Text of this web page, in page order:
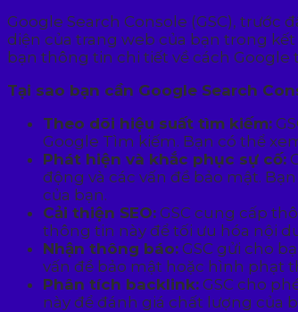
Google Search Console (GSC),
diện của trang web của bạn trong
bạn thông tin chi tiết về cách
Tại sao bạn cần Google Search
Theo dõi hiệu suất tìm kiếm:
Google Tìm kiếm. Bạn có thể
Phát hiện và khắc phục sự cố:
động và các vấn đề bảo mật.
của bạn.
Cải thiện SEO: GSC cung cấp
thông tin này để tối ưu hóa nội
Nhận thông báo: GSC gửi cho
vấn đề bảo mật hoặc hình phạt
Phân tích backlink: GSC cho
này để đánh giá chất lượng của